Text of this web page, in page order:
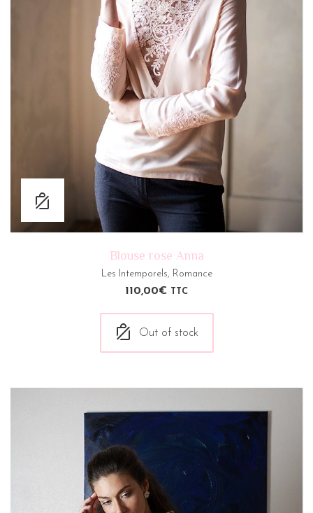
Blouse rose Anna
Les Intemporels, Romance
110,00€ TTC
Out of stock